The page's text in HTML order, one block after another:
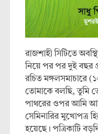
রাজশাহী সিটিতে
নিয়ে পর পর দুই বছর
রচিত
তোমাকে বলছি, তুমি
পাথরের ওপর আমি
সেমিনারির মুখোপত্র
হয়েছে। পত্রিকাটি